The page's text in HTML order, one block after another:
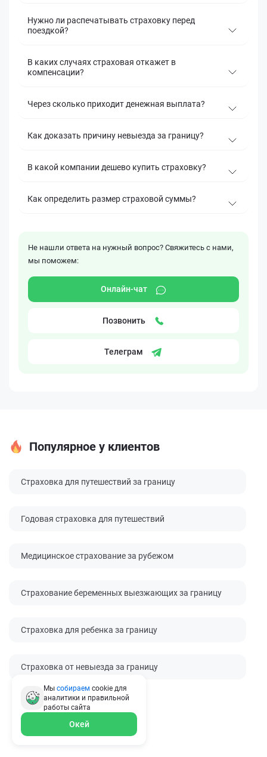
Нужно ли распечатывать страховку перед
поездкой?
В каких случаях страховая откажет в
компенсации?
Через сколько приходит денежная выплата?
Как доказать причину невыезда за границу?
В какой компании дешево купить страховку?
Как определить размер страховой суммы?
Не нашли ответа на нужный вопрос? Свяжитесь с нами,
мы поможем:
Онлайн-чат
Позвонить
Телеграм
Популярное у клиентов
Страховка для путешествий за границу
Годовая страховка для путешествий
Медицинское страхование за рубежом
Страхование беременных выезжающих за границу
Страховка для ребенка за границу
Страховка от невыезда за границу
Мы собираем cookie для
аналитики и правильной
работы сайта
Окей